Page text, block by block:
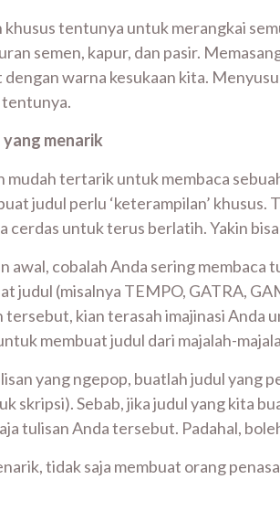
khusus tentunya untuk merangkai
semen, kapur, dan pasir.
warna kesukaan kita.
menarik
mudah tertarik untuk membaca
judul perlu ‘keterampilan’
cerdas untuk terus berlatih. Yakin
awal, cobalah Anda sering membaca
judul (misalnya TEMPO, GATRA,
kian terasah imajinasi Anda
membuat judul dari majalah-
yang ngepop, buatlah judul yang
skripsi). Sebab, jika judul yang kita
tulisan Anda tersebut. Padahal,
tidak saja membuat orang